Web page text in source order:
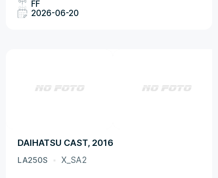
FF
2026-06-20
DAIHATSU CAST, 2016
LA250S X_SA2